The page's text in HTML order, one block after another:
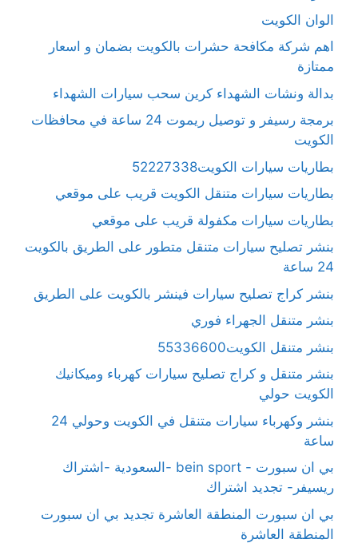
الوان الكويت
اهم شركة مكافحة حشرات بالكويت بضمان و اسعار
ممتازة
بدالة ونشات الشهداء كرين سحب سيارات الشهداء
برمجة رسيفر و توصيل ريموت 24 ساعة في محافظات
الكويت
بطاريات سيارات الكويت52227338
بطاريات سيارات متنقل الكويت قريب على موقعي
بطاريات سيارات مكفولة قريب على موقعي
بنشر تصليح سيارات متنقل متطور على الطريق بالكويت
24 ساعة
بنشر كراج تصليح سيارات فينشر بالكويت على الطريق
بنشر متنقل الجهراء فوري
بنشر متنقل الكويت55336600
بنشر متنقل و كراج تصليح سيارات كهرباء وميكانيك
الكويت حولي
بنشر وكهرباء سيارات متنقل في الكويت وحولي 24
ساعة
بي ان سبورت - bein sport -السعودية -اشتراك
ريسيفر- تجديد اشتراك
بي ان سبورت المنطقة العاشرة تجديد بي ان سبورت
المنطقة العاشرة